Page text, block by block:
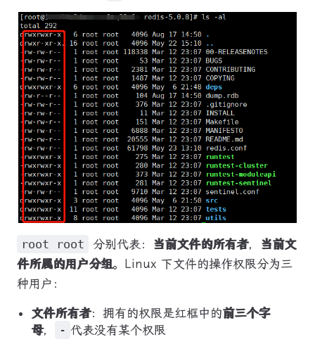
root root 分别代表： 当前文件的所有者， 当前文
件所属的用户分组。Linux 下文件的操作权限分为三
种用户：
文件所有者：拥有的权限是红框中的前三个字
母， - 代表没有某个权限